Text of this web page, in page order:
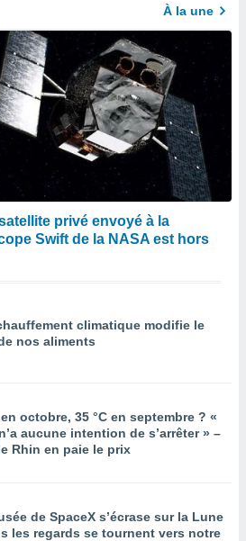
À la une
privé envoyé à la
Swift de la NASA est hors
climatique modifie le
nos aliments
en octobre, 35 °C en septembre ? «
aucune intention de s’arrêter » –
Rhin en paie le prix
de SpaceX s’écrase sur la Lune
les regards se tournent vers notre